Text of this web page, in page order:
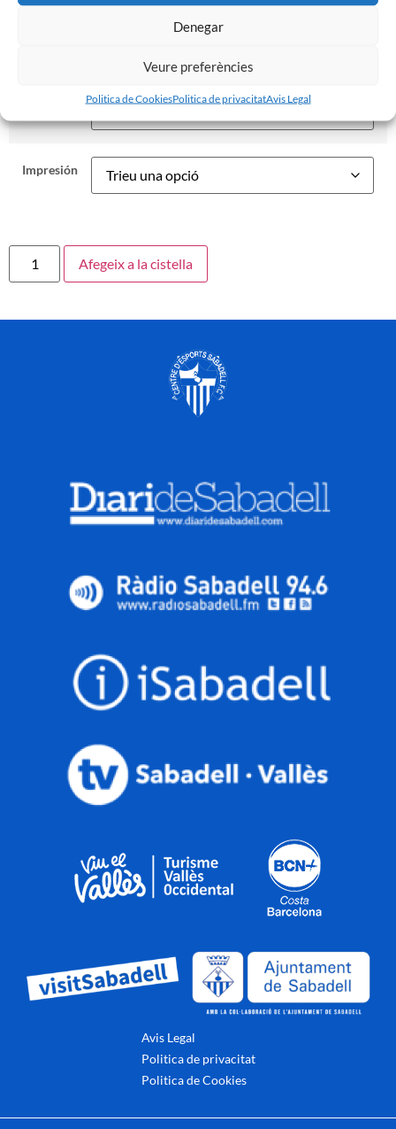
Denegar
Veure preferències
Politica de CookiesPolitica de privacitatAvis Legal
Impresión
Afegeix a la cistella
Avis Legal
Politica de privacitat
Politica de Cookies